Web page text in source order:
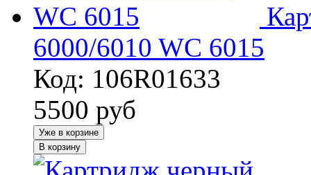
6000/6010 WC 6015
Код: 106R01633
5500 руб
Уже в корзине
В корзину